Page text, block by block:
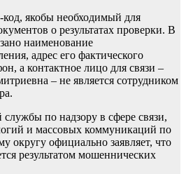
якобы необходимый для
о результатах проверки. В
наименование
адрес его фактического
а контактное лицо для связи –
– не является сотрудником
по надзору в сфере связи,
и массовых коммуникаций по
округу официально заявляет, что
результатом мошеннических